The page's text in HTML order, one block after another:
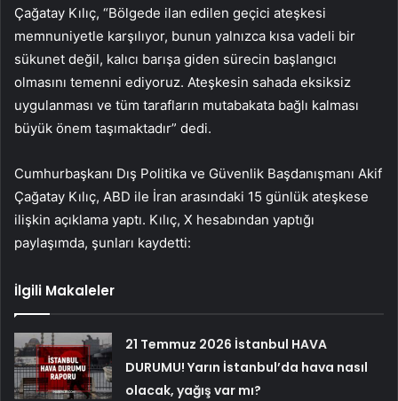
Çağatay Kılıç, “Bölgede ilan edilen geçici ateşkesi
memnuniyetle karşılıyor, bunun yalnızca kısa vadeli bir
sükunet değil, kalıcı barışa giden sürecin başlangıcı
olmasını temenni ediyoruz. Ateşkesin sahada eksiksiz
uygulanması ve tüm tarafların mutabakata bağlı kalması
büyük önem taşımaktadır” dedi.
Cumhurbaşkanı Dış Politika ve Güvenlik Başdanışmanı Akif
Çağatay Kılıç, ABD ile İran arasındaki 15 günlük ateşkese
ilişkin açıklama yaptı. Kılıç, X hesabından yaptığı
paylaşımda, şunları kaydetti:
İlgili Makaleler
21 Temmuz 2026 İstanbul HAVA
DURUMU! Yarın İstanbul’da hava nasıl
olacak, yağış var mı?